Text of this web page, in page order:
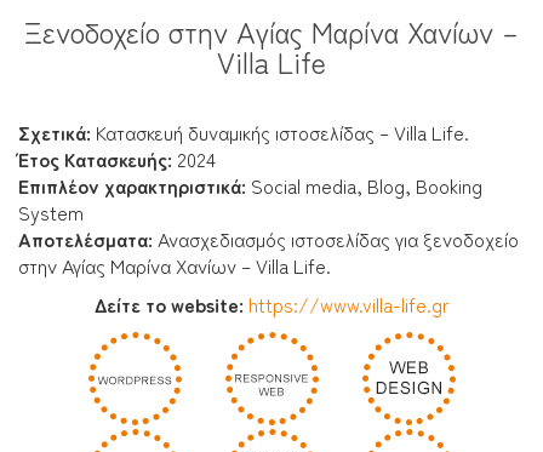
Ξενοδοχείο στην Αγίας Μαρίνα Χανίων –
Villa Life
Σχετικά: Κατασκευή δυναμικής ιστοσελίδας – Villa Life.
Έτος Κατασκευής: 2024
Επιπλέον χαρακτηριστικά: Social media, Blog, Booking
System
Αποτελέσματα: Ανασχεδιασμός ιστοσελίδας για ξενοδοχείο
στην Αγίας Μαρίνα Χανίων – Villa Life.
Δείτε το website: https://www.villa-life.gr